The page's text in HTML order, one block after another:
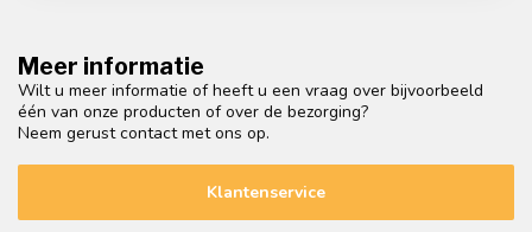
Meer informatie
Wilt u meer informatie of heeft u een vraag over bijvoorbeeld
één van onze producten of over de bezorging?
Neem gerust contact met ons op.
Klantenservice